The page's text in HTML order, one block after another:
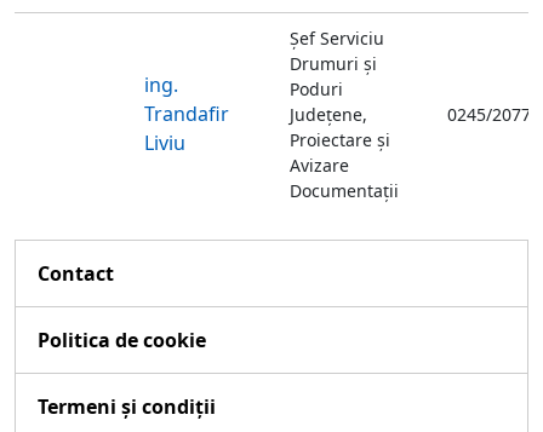
ing.
Trandafir
Liviu
Șef Serviciu
Drumuri și
Poduri
Județene,
Proiectare și
Avizare
Documentații
0245/
Contact
Politica de cookie
Termeni și condiții